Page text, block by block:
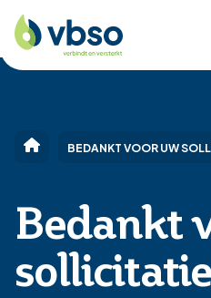
BEDANKT VOOR UW
Bedankt